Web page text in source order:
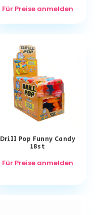
Für Preise anmelden
Drill Pop Funny Candy
18st
Für Preise anmelden